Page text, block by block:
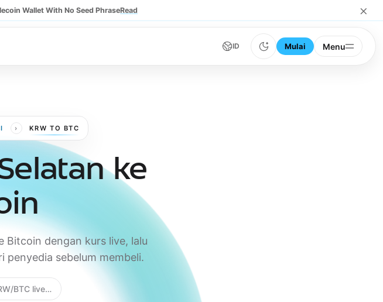
Wallet With No Seed PhraseRead ×
ID Mulai Menu
› KRW TO BTC
ke
Bitcoin dengan kurs live, lalu
penyedia sebelum membeli.
BTC live…